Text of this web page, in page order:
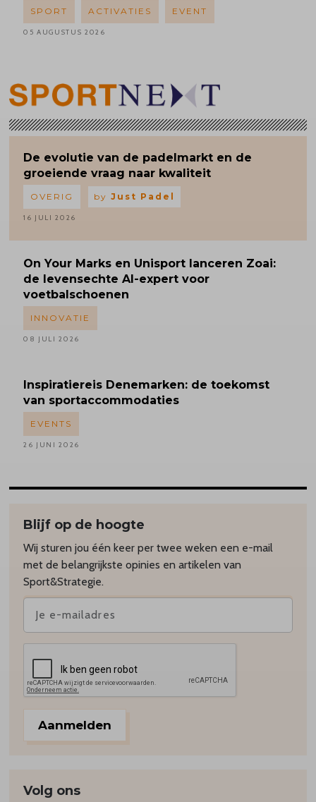
SPORT ACTIVATIES EVENT
05 AUGUSTUS 2026
De evolutie van de padelmarkt en de
groeiende vraag naar kwaliteit
OVERIG by Just Padel
16 JULI 2026
On Your Marks en Unisport lanceren Zoai:
de levensechte AI-expert voor
voetbalschoenen
INNOVATIE
08 JULI 2026
Inspiratiereis Denemarken: de toekomst
van sportaccommodaties
EVENTS
26 JUNI 2026
Blijf op de hoogte
Wij sturen jou één keer per twee weken een e-mail
met de belangrijkste opinies en artikelen van
Sport&Strategie.
Aanmelden
Volg ons